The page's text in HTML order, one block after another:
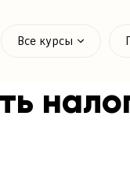
Все курсы